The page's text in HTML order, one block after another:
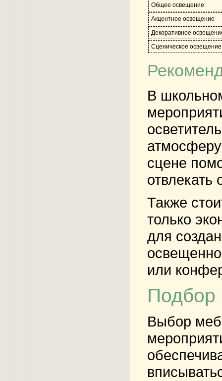
Общее освещение
Акцентное освещение
Декоративное
Сценическое освещение
В
сцене
отвлекать
Также
только
для
или
Подбор
Выбор